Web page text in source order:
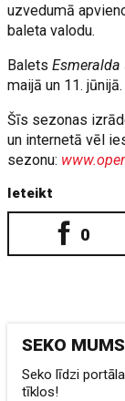
uzvedumā
baleta valodu.
BaletsEsmeralda
maijā un 11. jūnijā.
Šīs sezonas
un internetā vēl
sezonu:
Ieteikt
0
SEKO MUMS
Seko līdzi
tīklos!